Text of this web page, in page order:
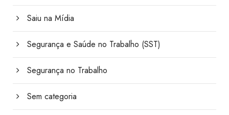
Saiu na Mídia
Segurança e Saúde no Trabalho (SST)
Segurança no Trabalho
Sem categoria